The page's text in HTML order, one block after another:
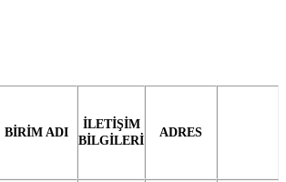
BİRİM ADI
İLETİŞİM
BİLGİLERİ
ADRES